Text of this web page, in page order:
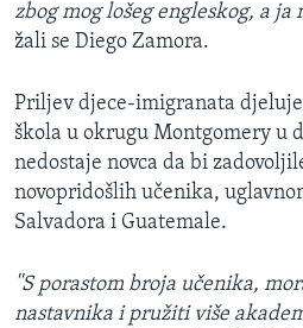
zbog mog lošeg engleskog, a ja
žali se Diego Zamora.
Priljev djece-imigranata
škola u okrugu Montgomery u
nedostaje novca da bi
novopridošlih učenika,
Salvadora i Guatemale.
''S porastom broja učenika,
nastavnika i pružiti više